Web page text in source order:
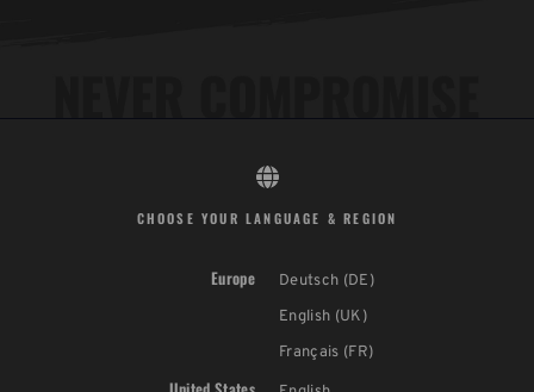
CHOOSE YOUR LANGUAGE & REGION
Europe
Deutsch (DE)
English (UK)
Français (FR)